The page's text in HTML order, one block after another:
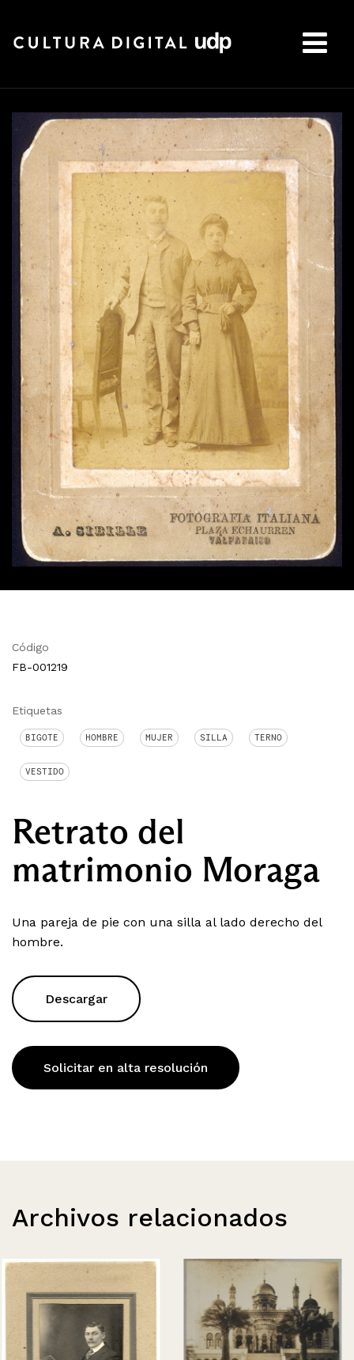
Código
FB-001219
Etiquetas
BIGOTE HOMBRE MUJER SILLA TERNO
VESTIDO
Retrato del
matrimonio Moraga
Una pareja de pie con una silla al lado derecho del
hombre.
Descargar
Solicitar en alta resolución
Archivos relacionados